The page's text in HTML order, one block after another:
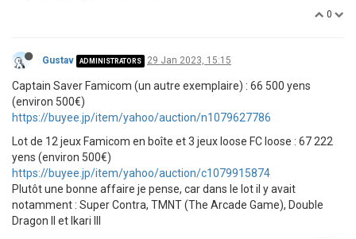
0
Gustav ADMINISTRATORS 29 Jan 2023, 15:15
Captain Saver Famicom (un autre exemplaire) : 66 500 yens
(environ 500€)
https://buyee.jp/item/yahoo/auction/n1079627786
Lot de 12 jeux Famicom en boîte et 3 jeux loose FC loose : 67 222
yens (environ 500€)
https://buyee.jp/item/yahoo/auction/c1079915874
Plutôt une bonne affaire je pense, car dans le lot il y avait
notamment : Super Contra, TMNT (The Arcade Game), Double
Dragon II et Ikari III